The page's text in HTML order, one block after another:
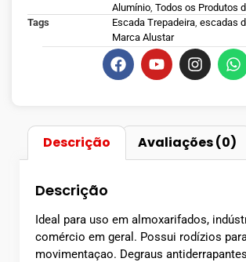
Alumínio Todos os Produtos
Tags
Escada Trepadeira escadas
Marca Alustar
Descrição Avaliações (0)
Descrição
Ideal para uso em almoxarifados,
comércio em geral. Possui rodízios
movimentaçao. Degraus